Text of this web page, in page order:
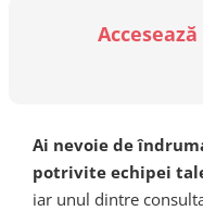
Ai nevoie de
potrivite echipei
iar unul dintre